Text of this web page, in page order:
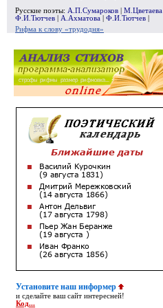
Русские поэты: А.П.Сумароков М.Цветаева
Ф.И.Тютчев
А.Ахматова Ф.И.Тютчев
Рифма к слову «трудодня»
Установите наш информер
и сделайте ваш сайт интересней!
Код...